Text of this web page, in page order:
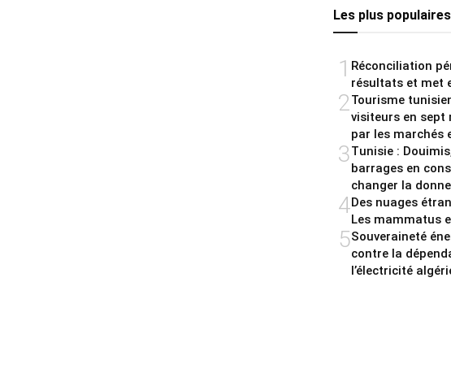
Les plus populaires
1 Réconciliation
résultats et met
2Tourisme
visiteurs en sept
par les marchés
3Tunisie :
barrages en
changer la
4Des nuages
Les mammatus
5Souveraineté
contre la
l’électricité